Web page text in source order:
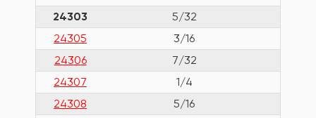
24303
5/32
24305
3/16
24306
7/32
24307
1/4
24308
5/16